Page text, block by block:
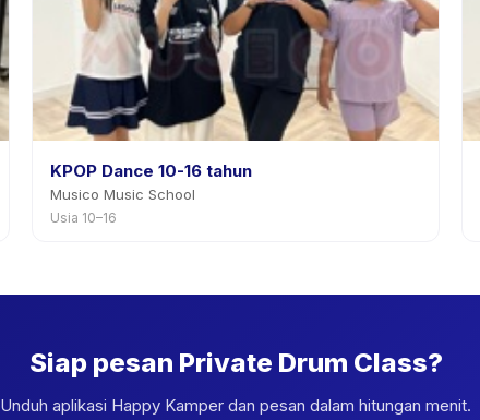
KPOP Dance 10-16 tahun
Musico Music School
Usia 10–16
Siap pesan Private Drum Class?
Unduh aplikasi Happy Kamper dan pesan dalam hitungan menit.